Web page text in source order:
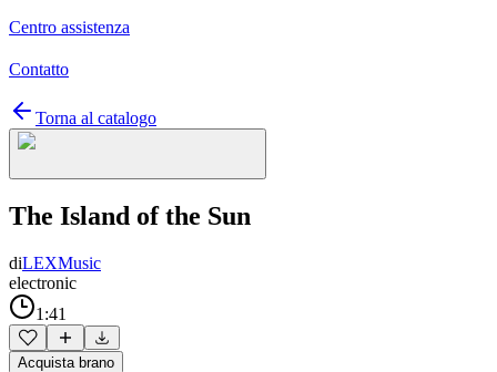
Centro assistenza
Contatto
Torna al catalogo
The Island of the Sun
diLEXMusic
electronic
1:41
Acquista brano